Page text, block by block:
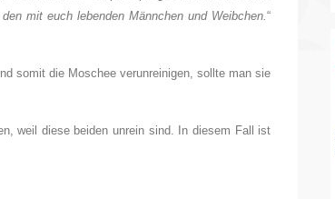
mit euch lebenden Männchen und Weibchen.“
somit die Moschee verunreinigen, sollte man sie
weil diese beiden unrein sind. In diesem Fall ist